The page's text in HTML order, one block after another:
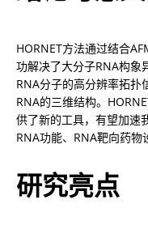
HORNET方法通过结合
功解决了大分子RNA构象
RNA分子的高分辨率拓扑
RNA的三维结构。
供了新的工具，有望加速
RNA功能、RNA靶向药物
研究亮点